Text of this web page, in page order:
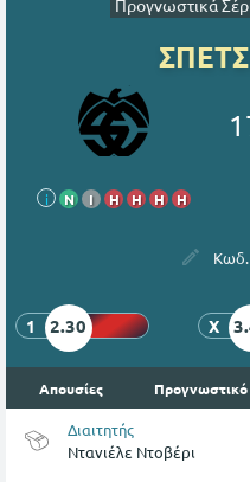
Προγνωστικά
i Ν Ι Η Η Η Η
Κωδ.
1 2.30 X
Απουσίες Προγνωστικό
Διαιτητής
Ντανιέλε Ντοβέρι